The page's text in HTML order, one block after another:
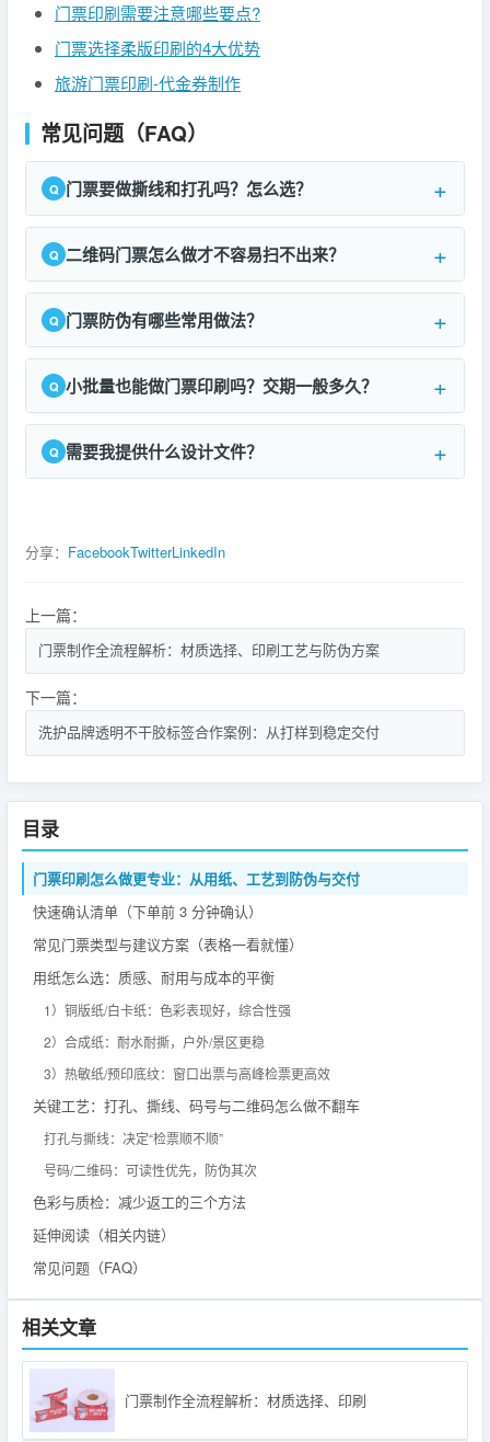
门票印刷需要注意哪些要点?
门票选择柔版印刷的4大优势
旅游门票印刷-代金券制作
常见问题（FAQ）
门票要做撕线和打孔吗？怎么选？
二维码门票怎么做才不容易扫不出来？
门票防伪有哪些常用做法？
小批量也能做门票印刷吗？交期一般多久？
需要我提供什么设计文件？
分享： FacebookTwitterLinkedIn
上一篇：
门票制作全流程解析：材质选择、印刷工艺与防伪方案
下一篇：
洗护品牌透明不干胶标签合作案例：从打样到稳定交付
目录
门票印刷怎么做更专业：从用纸、工艺到防伪与交付
快速确认清单（下单前 3 分钟确认）
常见门票类型与建议方案（表格一看就懂）
用纸怎么选：质感、耐用与成本的平衡
1）铜版纸/白卡纸：色彩表现好，综合性强
2）合成纸：耐水耐撕，户外/景区更稳
3）热敏纸/预印底纹：窗口出票与高峰检票更高效
关键工艺：打孔、撕线、码号与二维码怎么做不翻车
打孔与撕线：决定“检票顺不顺”
号码/二维码：可读性优先，防伪其次
色彩与质检：减少返工的三个方法
延伸阅读（相关内链）
常见问题（FAQ）
相关文章
门票制作全流程解析：材质选择、印刷